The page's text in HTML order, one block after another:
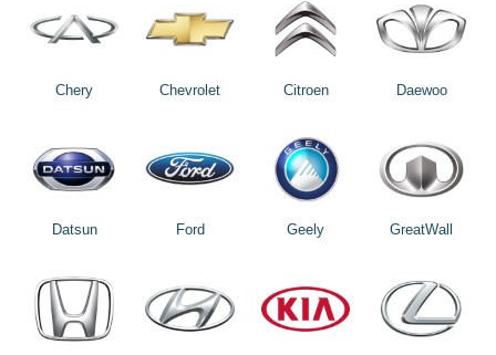
Chery Chevrolet Citroen Daewoo
Datsun Ford Geely GreatWall